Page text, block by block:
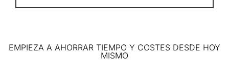
EMPIEZA A AHORRAR TIEMPO Y COSTES DESDE HOY
MISMO